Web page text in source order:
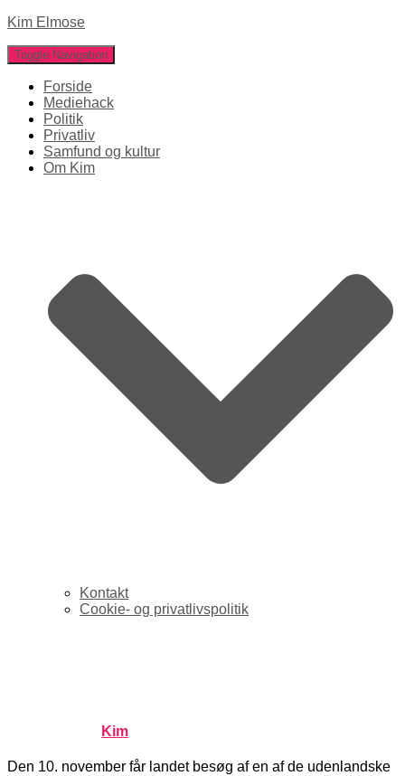
Kim Elmose
Toggle Navigation
Forside
Mediehack
Politik
Privatliv
Samfund og kultur
Om Kim
Kontakt
Cookie- og privatlivspolitik
Kim
Den 10. november får landet besøg af en af de udenlandske